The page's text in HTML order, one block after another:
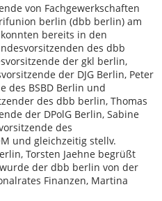
von Fachgewerkschaften
berlin (dbb berlin) am
bereits in den
des dbb
der gkl berlin,
der DJG Berlin, Peter
des BSBD Berlin und
des dbb berlin, Thomas
der DPolG Berlin, Sabine
des
und gleichzeitig stellv.
Torsten Jaehne begrüßt
der dbb berlin von der
Finanzen, Martina